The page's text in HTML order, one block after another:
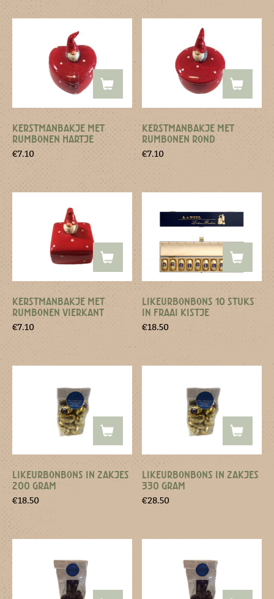
KERSTMANBAKJE MET
RUMBONEN HARTJE
€7.10
KERSTMANBAKJE MET
RUMBONEN ROND
€7.10
KERSTMANBAKJE MET
RUMBONEN VIERKANT
€7.10
LIKEURBONBONS 10 STUKS
IN FRAAI KISTJE
€18.50
LIKEURBONBONS IN ZAKJES
200 GRAM
€18.50
LIKEURBONBONS IN ZAKJES
330 GRAM
€28.50